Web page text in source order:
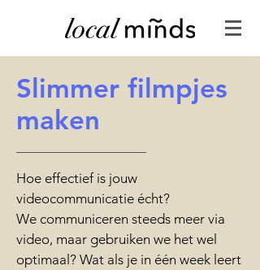
Slimmer filmpjes
maken
Hoe effectief is jouw
videocommunicatie écht?
We communiceren steeds meer via
video, maar gebruiken we het wel
optimaal? Wat als je in één week leert